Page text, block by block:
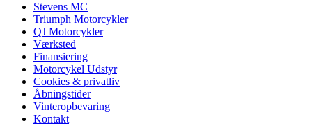
Stevens MC
Triumph Motorcykler
QJ Motorcykler
Værksted
Finansiering
Motorcykel Udstyr
Cookies & privatliv
Åbningstider
Vinteropbevaring
Kontakt